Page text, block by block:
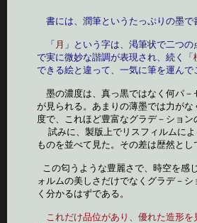
書には、潤筆というたっぷりの墨
「 月 」という字は、渇筆状で二つ
で実に微妙な諧調が表現され、続く「
できる絵と違って、一気に筆を運ん
墨の濃度は、真っ黒ではなく何パ－
が見られる。あまりの薄墨では力が
度で、これほど豊富なグラデ－ショ
試みに、製版上でリスフィルムに
ものを並べて見た。その差は歴然とし
この匂うような豊麗さで、時空を感
ォルムの美しさだけでなくグラデ－
く分かるはずである。
これだけ品位があり、優れた造形